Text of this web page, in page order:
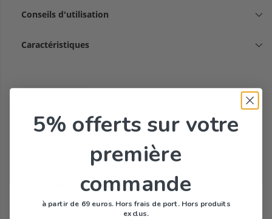
Conseils d'utilisation
Caractéristiques
URIAGE
Tous les produits de la marque
5% offerts sur votre
première
commande
à partir de 69 euros. Hors frais de port. Hors produits
exclus.